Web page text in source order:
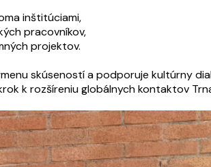
inštitúciami,
pracovníkov,
projektov.
skúseností a podporuje kultúrny
k rozšíreniu globálnych kontaktov